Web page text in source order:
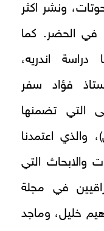
ونشر اكثر
في الحضر. كما
اندريه،
فؤاد سفر
التي تضمنها
والذي اعتمدنا
والابحاث التي
في مجلة
خليل، وماجد